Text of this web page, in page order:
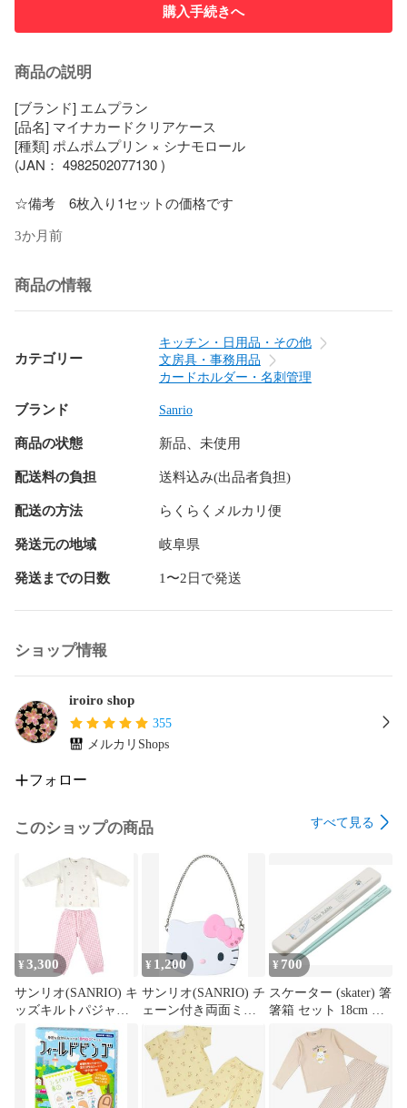
購入手続きへ
商品の説明
[ブランド] エムプラン
[品名] マイナカードクリアケース
[種類] ポムポムプリン × シナモロール
(JAN： 4982502077130 )
3か月前
商品の情報
カテゴリー
キッチン・日用品・その他
文房具・事務用品
カードホルダー・名刺管理
ブランド Sanrio
商品の状態 新品、未使用
配送料の負担 送料込み(出品者負担)
配送の方法 らくらくメルカリ便
発送元の地域 岐阜県
発送までの日数 1〜2日で発送
ショップ情報
iroiro shop
355
メルカリShops
フォロー
このショップの商品 すべて見る
¥ 3,300
サンリオ(SANRIO) キ
ッズキルトパジャマ
ハローキティ 110cm
綿100％ 長袖 上下セ
ット 237302
¥ 1,200
サンリオ(SANRIO) チ
ェーン付き両面ミラ
ー（I Love Hello
Kitty） ハローキティ
ピンク 鏡 メイク 持
ち運び
¥ 700
スケーター (skater) 箸
箸箱 セット 18cm 抗
菌 ピーターラビット
日本製 ABC3AG-A